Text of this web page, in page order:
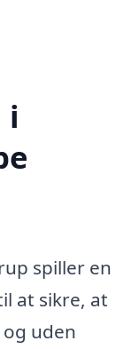
i
spiller en
at sikre, at
uden